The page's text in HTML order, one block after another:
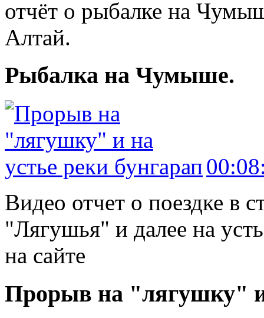
отчёт о рыбалке на
Алтай.
Рыбалка на Чумыше.
Видео отчет о поездке в
"Лягушья" и далее на
на сайте
Прорыв на "лягушку" и